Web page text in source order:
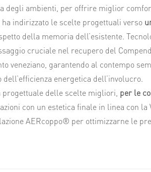
degli ambienti, per offrire miglior
ha indirizzato le scelte progettuali verso
della memoria dell’esistente.
cruciale nel recupero del
veneziano, garantendo al contempo
energetica dell’involucro.
progettuale delle scelte migliori, per le
con un estetica finale in linea con
AERcoppo® per ottimizzarne le